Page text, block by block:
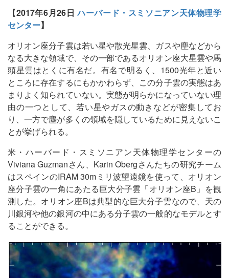
【2017年6月26日ハーバード・スミソニアン天体物理学
センター】
オリオン座分子雲は若い星や散光星雲、ガスや塵などから
なる大きな領域で、その一部であるオリオン座大星雲や馬
頭星雲はとくに有名だ。有名で明るく、1500光年と近い
ところに存在するにもかかわらず、この分子雲の実態はあ
まりよく知られていない。実態が明らかになっていない理
由の一つとして、若い星やガスの動きなどが密集してお
り、一方で塵が多くの領域を隠しているために見えないこ
とが挙げられる。
米・ハーバード・スミソニアン天体物理学センターの
Viviana Guzmanさん、Karin Obergさんたちの研究チーム
はスペインのIRAM 30mミリ波望遠鏡を使って、オリオン
座分子雲の一角にあたる巨大分子雲「オリオン座B」を観
測した。オリオン座Bは典型的な巨大分子雲なので、天の
川銀河や他の銀河の中にある分子雲の一般的なモデルとす
ることができる。